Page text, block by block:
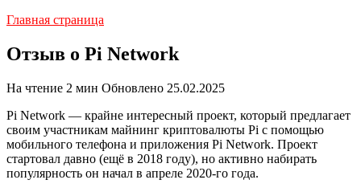
Главная страница
Отзыв о Pi Network
На чтение 2 мин Обновлено 25.02.2025
Pi Network — крайне интересный проект, который предлагает
своим участникам майнинг криптовалюты Pi с помощью
мобильного телефона и приложения Pi Network. Проект
стартовал давно (ещё в 2018 году), но активно набирать
популярность он начал в апреле 2020-го года.